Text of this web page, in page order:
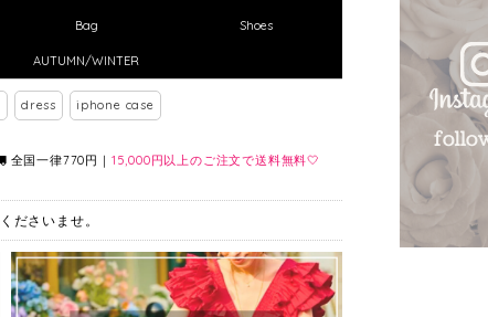
Bag Shoes
AUTUMN/WINTER
dress iphone case
全国一律770円｜ 15,000円以上のご注文で送料無料🤍
ださいませ。